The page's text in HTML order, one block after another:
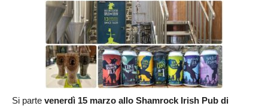
Si parte venerdì 15 marzo allo Shamrock Irish Pub di